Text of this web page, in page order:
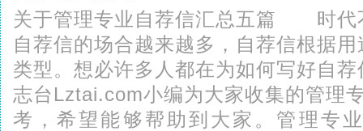
关于管理专业自荐信汇总五篇 时代
自荐信的场合越来越多，自荐信根据
类型。想必许多人都在为如何写好自
志台Lztai.com小编为大家收集的管理
考，希望能够帮助到大家。管理专